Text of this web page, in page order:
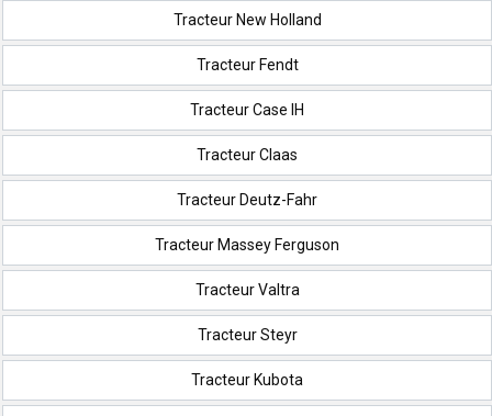
Tracteur New Holland
Tracteur Fendt
Tracteur Case IH
Tracteur Claas
Tracteur Deutz-Fahr
Tracteur Massey Ferguson
Tracteur Valtra
Tracteur Steyr
Tracteur Kubota